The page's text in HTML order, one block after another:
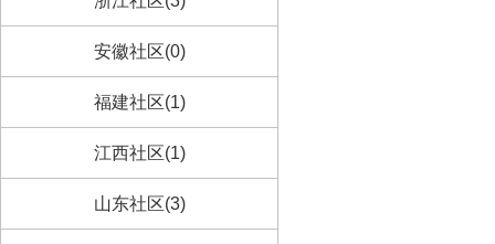
安徽社区(0)
福建社区(1)
江西社区(1)
山东社区(3)